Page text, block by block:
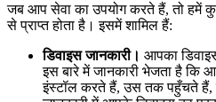
जब आप सेवा का उपयोग करते हैं, तो हमें
से प्राप्त होता है। इसमें शामिल हैं:
डिवाइस जानकारी। आपका
इस बारे में जानकारी भेजता है कि
इंस्टॉल करते हैं, उस तक पहुँचते हैं,